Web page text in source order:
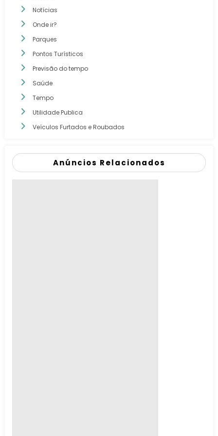
Notícias
Onde ir?
Parques
Pontos Turísticos
Previsão do tempo
Saúde
Tempo
Utilidade Publica
Veículos Furtados e Roubados
Anúncios Relacionados